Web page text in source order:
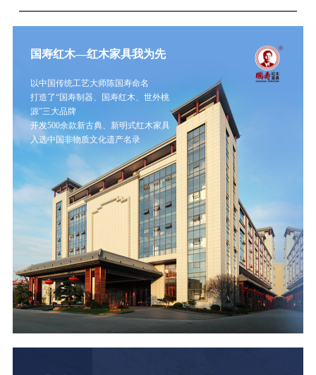
国寿红木—红木家具我为先
以中国传统工艺大师陈国寿命名
打造了“国寿制器、国寿红木、世外桃
源”三大品牌
开发500余款新古典、新明式红木家具
入选中国非物质文化遗产名录